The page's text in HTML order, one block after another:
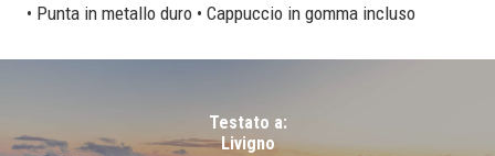
• Punta in metallo duro • Cappuccio in gomma incluso
Testato a:
Livigno